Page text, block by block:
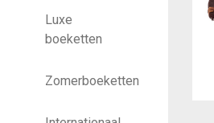
Luxe
boeketten
Zomerboeketten